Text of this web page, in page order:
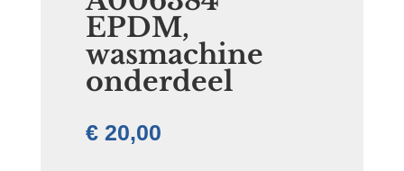
EPDM,
wasmachine
onderdeel
€20,00